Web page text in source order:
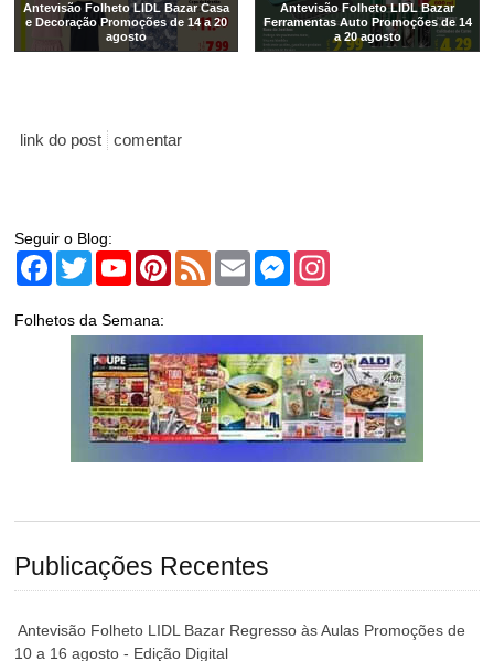
Antevisão Folheto LIDL Bazar Casa
e Decoração Promoções de 14 a 20
agosto
Antevisão Folheto LIDL Bazar
Ferramentas Auto Promoções de 14
a 20 agosto
link do post comentar
Seguir o Blog:
Facebook
TwitterYouTubePinterest
Feed Email Messenger
Folhetos da Semana:
Publicações Recentes
Antevisão Folheto LIDL Bazar Regresso às Aulas Promoções de
10 a 16 agosto - Edição Digital